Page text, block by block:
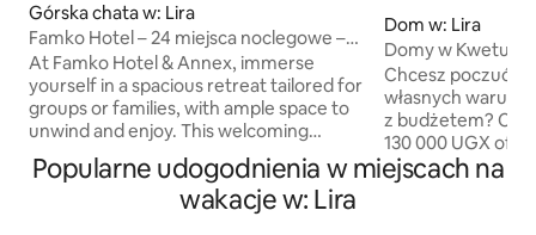
Górska chata w: Lira
Famko Hotel – 24 miejsca noclegowe –
parking – ogród
At Famko Hotel & Annex, immerse
yourself in a spacious retreat tailored for
groups or families, with ample space to
unwind and enjoy. This welcoming
accommodation offers a unique blend of
privacy and communal areas, making it
ideal for gatherings or business events.
With 12 self-contained rooms featuring
Dom w: Lira
Domy w Kwetu
Chcesz poczuć
własnych
z budżetem?
130 000 UGX
więcej. Spokojne
czyste i
Popularne udogodnienia w miejscach na
wakacje w: Lira